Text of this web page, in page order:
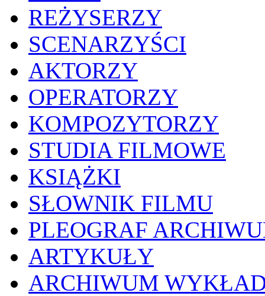
REŻYSERZY
SCENARZYŚCI
AKTORZY
OPERATORZY
KOMPOZYTORZY
STUDIA FILMOWE
KSIĄŻKI
SŁOWNIK FILMU
PLEOGRAF
ARTYKUŁY
ARCHIWUM